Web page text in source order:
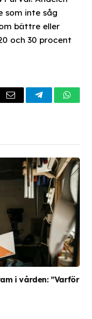
som inte såg
bättre eller
och 30 procent
Email Telegram
i vården: ”Varför